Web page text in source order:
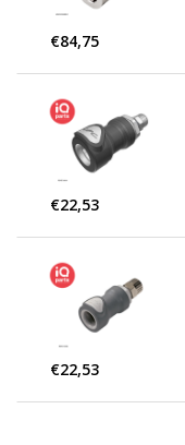
€84,75
€22,53
€22,53